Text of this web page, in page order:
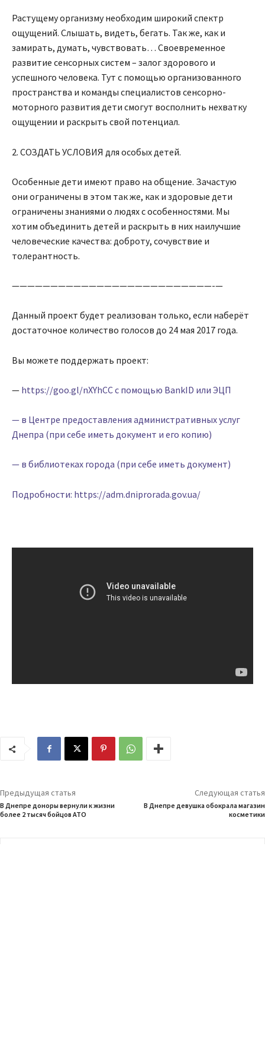
Растущему организму необходим широкий спектр
ощущений. Слышать, видеть, бегать. Так же, как и
замирать, думать, чувствовать… Своевременное
развитие сенсорных систем – залог здорового и
успешного человека. Тут с помощью организованного
пространства и команды специалистов сенсорно-
моторного развития дети смогут восполнить нехватку
ощущении и раскрыть свой потенциал.
2. СОЗДАТЬ УСЛОВИЯ для особых детей.
Особенные дети имеют право на общение. Зачастую
они ограничены в этом так же, как и здоровые дети
ограничены знаниями о людях с особенностями. Мы
хотим объединить детей и раскрыть в них наилучшие
человеческие качества: доброту, сочувствие и
толерантность.
——————————————————————————-—
Данный проект будет реализован только, если наберёт
достаточное количество голосов до 24 мая 2017 года.
Вы можете поддержать проект:
— https://goo.gl/nXYhCC с помощью BankID или ЭЦП
— в Центре предоставления административных услуг
Днепра (при себе иметь документ и его копию)
— в библиотеках города (при себе иметь документ)
Подробности: https://adm.dniprorada.gov.ua/
Предыдущая статья
В Днепре доноры вернули к жизни
более 2 тысяч бойцов АТО
Следующая статья
В Днепре девушка обокрала магазин
косметики